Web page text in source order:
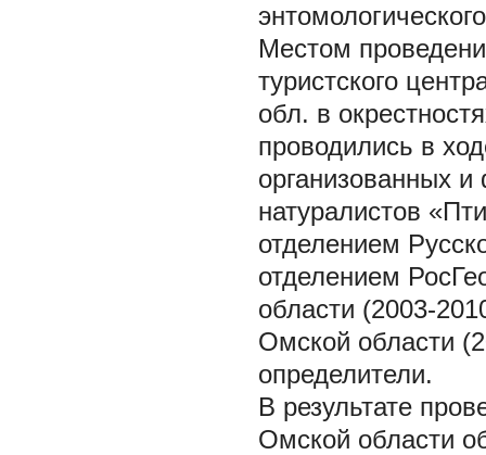
Местом
туристского
обл. в
проводились в
организованных
натуралистов
отделением
отделением
области (2003-
Омской области
определители.
В результате
Омской области